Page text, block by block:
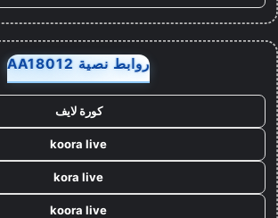
روابط نصية AA18012
كورة لايف
koora live
kora live
koora live